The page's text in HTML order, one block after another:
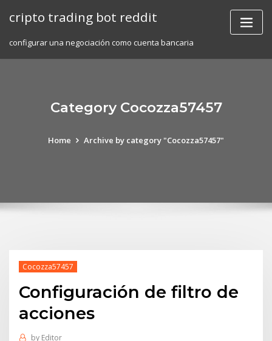
cripto trading bot reddit
configurar una negociación como cuenta bancaria
Category Cocozza57457
Home Archive by category "Cocozza57457"
Cocozza57457
Configuración de filtro de
acciones
by Editor